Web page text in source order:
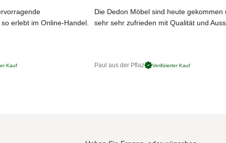
JETZT MUSTER BESTELLEN
erlebt im Online-Handel.
Kauf
Die Dedon Möbel sind heute gekommen
sehr sehr zufrieden mit Qualität und
Paul aus der Pflaz Verifizierter Kauf